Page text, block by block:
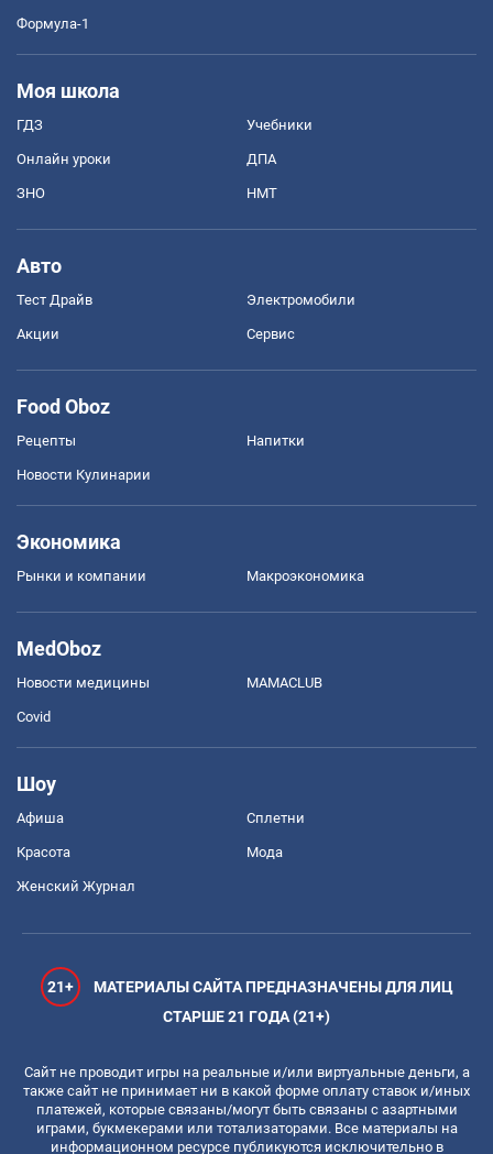
Формула-1
Моя школа
ГДЗ Учебники
Онлайн уроки ДПА
ЗНО НМТ
Авто
Тест Драйв Электромобили
Акции Сервис
Food Oboz
Рецепты Напитки
Новости Кулинарии
Экономика
Рынки и компании Mакроэкономика
MedOboz
Новости медицины MAMACLUB
Covid
Шоу
Афиша Сплетни
Красота Мода
Женский Журнал
21+
МАТЕРИАЛЫ САЙТА ПРЕДНАЗНАЧЕНЫ ДЛЯ ЛИЦ
СТАРШЕ 21 ГОДА (21+)
Сайт не проводит игры на реальные и/или виртуальные деньги, а
также сайт не принимает ни в какой форме оплату ставок и/иных
платежей, которые связаны/могут быть связаны с азартными
играми, букмекерами или тотализаторами. Все материалы на
информационном ресурсе публикуются исключительно в